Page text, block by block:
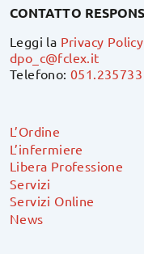
CONTATTO
Leggi la Privacy Policy
dpo_c@fclex.it
Telefono:051.235733
L’Ordine
L’infermiere
Libera Professione
Servizi
Servizi Online
News